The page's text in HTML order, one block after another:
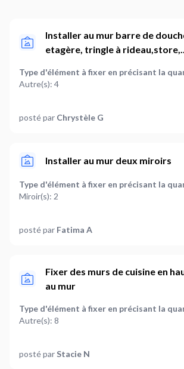
Installer au mur barre de
etagère, tringle à rideau,store,...
Type d'élément à fixer en précisant la
Autre(s): 4
Béton,Placo,Carrelage
Je suis prêt à démarrer
Plus d’infos...
Une planche doit être sciée
posté par Chrystèle G
Installer au mur deux miroirs
Type d'élément à fixer en précisant la
Miroir(s): 2
Béton,Placo
Je suis prêt à démarrer
posté par Fatima A
Fixer des murs de cuisine en
au mur
Type d'élément à fixer en précisant la
Autre(s): 8
Placo,Brique
posté par Stacie N